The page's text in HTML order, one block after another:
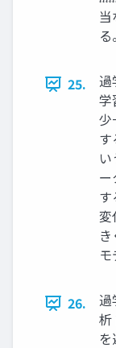
25.
過
学
少
す
変
モ
26.
過
析